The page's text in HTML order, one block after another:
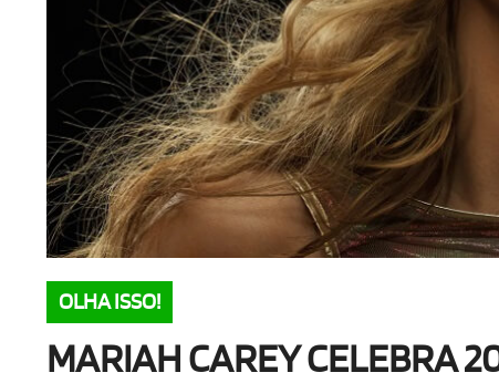
OLHA ISSO!
MARIAH CAREY CELEBRA